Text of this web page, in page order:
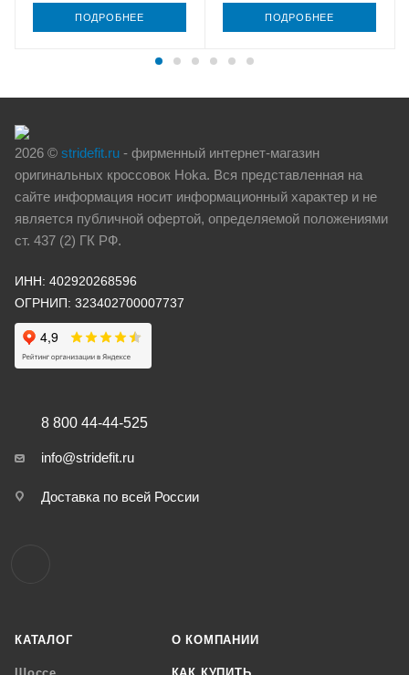
ПОДРОБНЕЕ ПОДРОБНЕЕ
2026 © stridefit.ru - фирменный интернет-магазин
оригинальных кроссовок Hoka. Вся представленная на
сайте информация носит информационный характер и не
является публичной офертой, определяемой положениями
ст. 437 (2) ГК РФ.
ИНН: 402920268596
ОГРНИП: 323402700007737
КАТАЛОГ О КОМПАНИИ
8 800 44-44-525
info@stridefit.ru
Доставка по всей России